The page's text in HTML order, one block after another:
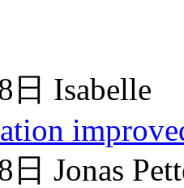
日 Isabelle
Jonas